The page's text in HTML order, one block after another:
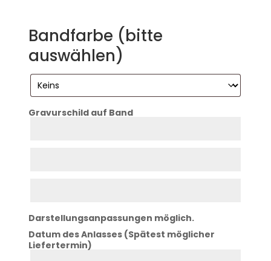
Bandfarbe (bitte
auswählen)
Gravurschild auf Band
Darstellungsanpassungen möglich.
Datum des Anlasses (Spätest möglicher
Liefertermin)